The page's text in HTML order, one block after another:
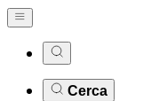
Cerca